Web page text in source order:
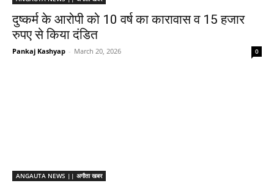
दुष्कर्म के आरोपी को 10 वर्ष का कारावास व 15 हजार
रुपए से किया दंडित
Pankaj Kashyap - March 20, 2026 0
ANGAUTA NEWS || अगौता खबर